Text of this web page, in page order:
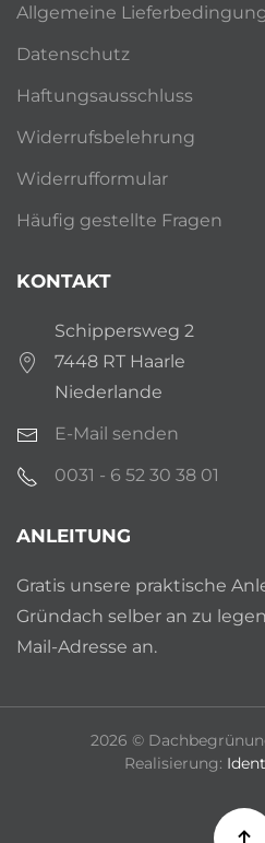
Allgemeine
Datenschutz
Haftungsausschluss
Widerrufsbelehrung
Widerrufformular
Häufig gestellte Fragen
KONTAKT
Schippersweg 2
7448 RT Haarle
Niederlande
E-Mail senden
0031 - 6 52 30 38 01
ANLEITUNG
Gratis unsere praktische
Gründach selber an zu
Mail-Adresse an.
2026 ©
Realisierung: